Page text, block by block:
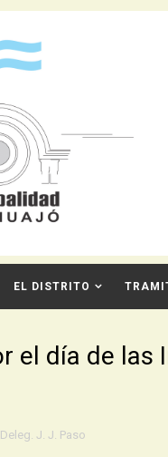
EL DISTRITO
el día de las
Deleg. J. J. Paso